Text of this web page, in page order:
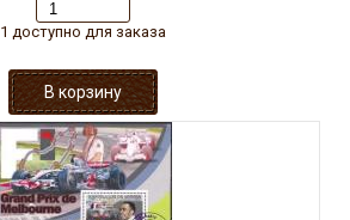
1 доступно для заказа